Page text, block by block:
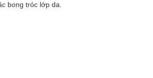
bong tróc lớp da.